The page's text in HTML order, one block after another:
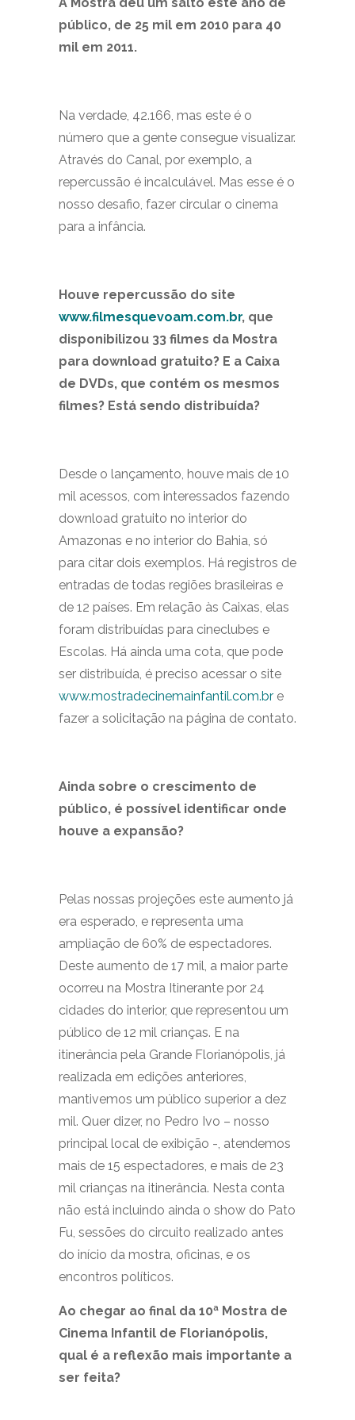
público, de 25 mil em 2010 para 40
mil em 2011.
Na verdade, 42.166, mas este é o
número que a gente consegue visualizar.
Através do Canal, por exemplo, a
repercussão é incalculável. Mas esse é o
nosso desafio, fazer circular o cinema
para a infância.
Houve repercussão do site
www.filmesquevoam.com.br, que
disponibilizou 33 filmes da Mostra
para download gratuito? E a Caixa
de DVDs, que contém os mesmos
filmes? Está sendo distribuída?
Desde o lançamento, houve mais de 10
mil acessos, com interessados fazendo
download gratuito no interior do
Amazonas e no interior do Bahia, só
para citar dois exemplos. Há registros de
entradas de todas regiões brasileiras e
de 12 países. Em relação às Caixas, elas
foram distribuídas para cineclubes e
Escolas. Há ainda uma cota, que pode
ser distribuída, é preciso acessar o site
www.mostradecinemainfantil.com.br e
fazer a solicitação na página de contato.
Ainda sobre o crescimento de
público, é possível identificar onde
houve a expansão?
Pelas nossas projeções este aumento já
era esperado, e representa uma
ampliação de 60% de espectadores.
Deste aumento de 17 mil, a maior parte
ocorreu na Mostra Itinerante por 24
cidades do interior, que representou um
público de 12 mil crianças. E na
itinerância pela Grande Florianópolis, já
realizada em edições anteriores,
mantivemos um público superior a dez
mil. Quer dizer, no Pedro Ivo – nosso
principal local de exibição -, atendemos
mais de 15 espectadores, e mais de 23
mil crianças na itinerância. Nesta conta
não está incluindo ainda o show do Pato
Fu, sessões do circuito realizado antes
do início da mostra, oficinas, e os
encontros políticos.
Ao chegar ao final da 10ª Mostra de
Cinema Infantil de Florianópolis,
qual é a reflexão mais importante a
ser feita?